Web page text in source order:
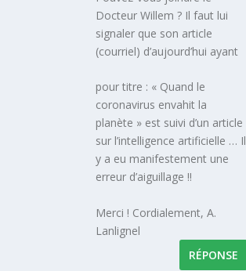
Docteur Willem ? Il faut lui
signaler que son article
(courriel) d’aujourd’hui ayant
pour titre : « Quand le
coronavirus envahit la
planète » est suivi d’un article
sur l’intelligence artificielle … Il
y a eu manifestement une
erreur d’aiguillage !!
Merci ! Cordialement, A.
Lanlignel
RÉPONSE